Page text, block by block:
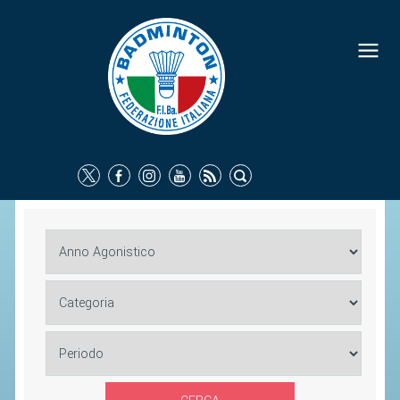
FEDERAZIONE
IDENTITÀ
COMMISSIONI FEDERALI
ORGANI TERRITORIALI
SOCIETÀ SPORTIVE
TUTELA DELLA SALUTE -
COMUNICAZIONE E MARKETING